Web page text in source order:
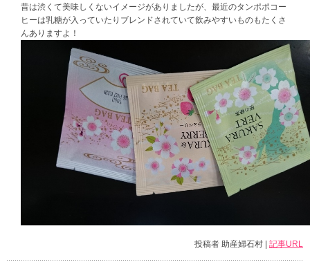
昔は渋くて美味しくないイメージがありましたが、最近のタンポポコー
ヒーは乳糖が入っていたりブレンドされていて飲みやすいものもたくさ
んありますよ！
投稿者 助産婦石村 | 記事URL